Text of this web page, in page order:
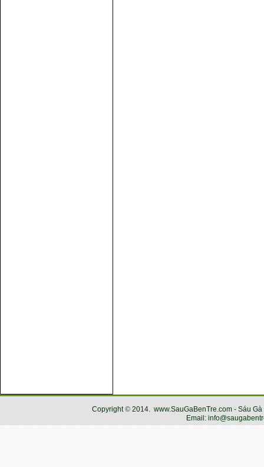
Copyright© 2014. www.SauGaBenTre.com - Sáu
Email: